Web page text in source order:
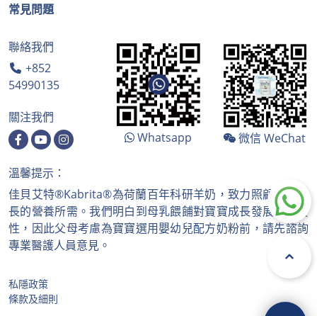
常見問題
聯絡我們
+852
54990135
關注我們
Whatsapp
微信 WeChat
溫馨提示：
佳貝艾特®Kabrita®為荷蘭百年科研羊奶，致力照顧寶寶成
長的營養所需。我們明白到母乳餵餔對寶寶成長發展的重要
性，因此父母考慮為寶寶選用嬰幼兒配方奶粉前，請先諮詢
專業醫護人員意見。
私隱政策
條款及細則